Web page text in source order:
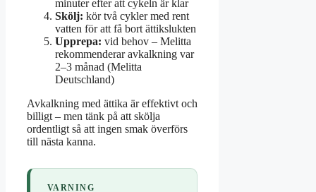
minuter efter att cykeln är klar
Skölj: kör två cykler med rent
vatten för att få bort ättikslukten
Upprepa: vid behov – Melitta
rekommenderar avkalkning var
2–3 månad (Melitta
Deutschland)
Avkalkning med ättika är effektivt och
billigt – men tänk på att skölja
ordentligt så att ingen smak överförs
till nästa kanna.
VARNING